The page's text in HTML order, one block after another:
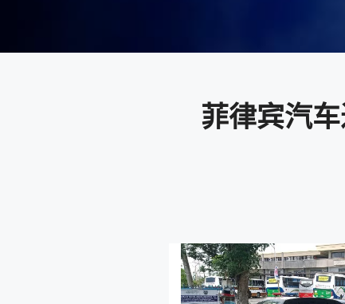
菲律宾汽